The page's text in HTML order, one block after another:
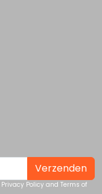
Verzenden
Privacy Policy and Terms of